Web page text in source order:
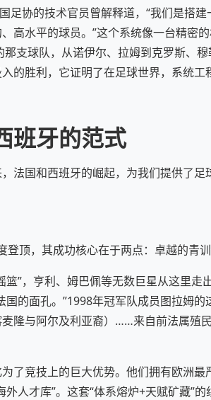
足协的技术官员曾解释道，“我们是搭
高水平的球员。”这个系统像一台精密
支球队，从诺伊尔、拉姆到克罗斯、
的胜利，它证明了在足球世界，系统
班牙的范式
法国和西班牙的崛起，为我们提供了足
顶，其成功核心在于两点：卓越的青
”，亨利、姆巴佩等无数巨星从这里
的面孔。”1998年冠军队成员图拉姆
隆与阿尔及利亚裔）……来自前法属殖
了竞技上的巨大优势。他们拥有欧洲最
人才库”。这套“体系熔炉+天赋矿藏”